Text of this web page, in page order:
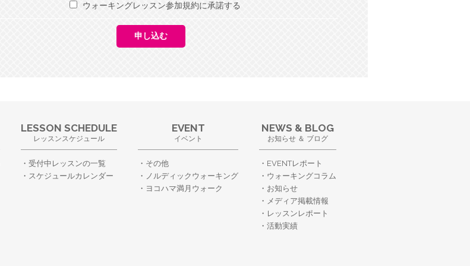
ウォーキングレッスン参加規約に承諾する
LESSON SCHEDULE
レッスンスケジュール
受付中レッスンの一覧
スケジュールカレンダー
EVENT
イベント
その他
ノルディックウォーキング
ヨコハマ満月ウォーク
NEWS & BLOG
お知らせ ＆ ブログ
EVENTレポート
ウォーキングコラム
お知らせ
メディア掲載情報
レッスンレポート
活動実績